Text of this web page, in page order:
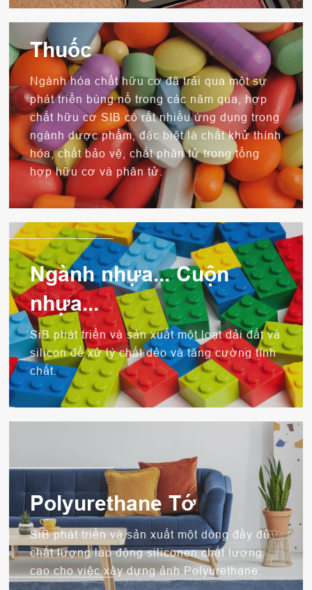
Thuốc
Ngành hóa chất hữu cơ đã trải qua một sự
phát triển bùng nổ trong các năm qua, hợp
chất hữu cơ SIB có rất nhiều ứng dụng trong
ngành dược phẩm, đặc biệt là chất khử thính
hóa, chất bảo vệ, chất phân tử trong tổng
hợp hữu cơ và phân tử.
Ngành nhựa... Cuộn
nhựa...
SiB phát triển và sản xuất một loạt dải đất và
silicon để xử lý chất dẻo và tăng cường tính
chất.
Polyurethane Tớ
SiB phát triển và sản xuất một dòng đầy đủ
chất lượng lao động siliconen chất lượng
cao cho việc xây dựng ảnh Polyurethane.